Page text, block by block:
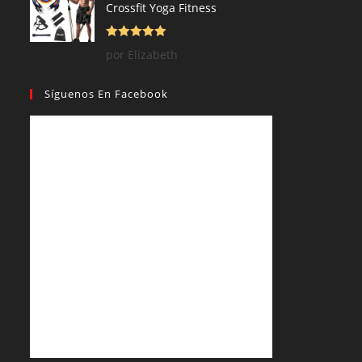
Crossfit Yoga Fitness
Valorado con
por Elizabeth
Síguenos En Facebook